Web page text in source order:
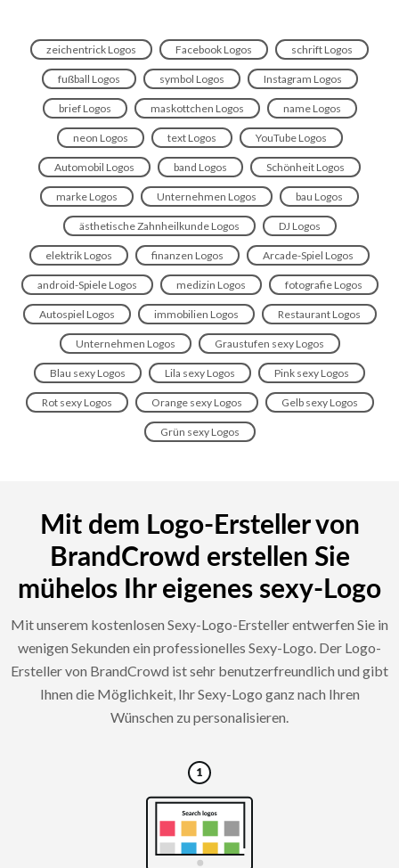
zeichentrick Logos Facebook Logos schrift Logos
fußball Logos symbol Logos Instagram Logos
brief Logos maskottchen Logos name Logos
neon Logos text Logos YouTube Logos
Automobil Logos band Logos Schönheit Logos
marke Logos Unternehmen Logos bau Logos
ästhetische Zahnheilkunde Logos DJ Logos
elektrik Logos finanzen Logos Arcade-Spiel Logos
android-Spiele Logos medizin Logos fotografie Logos
Autospiel Logos immobilien Logos Restaurant Logos
Unternehmen Logos Graustufen sexy Logos
Blau sexy Logos Lila sexy Logos Pink sexy Logos
Rot sexy Logos Orange sexy Logos Gelb sexy Logos
Grün sexy Logos
Mit dem Logo-Ersteller von
BrandCrowd erstellen Sie
mühelos Ihr eigenes sexy-Logo
Mit unserem kostenlosen Sexy-Logo-Ersteller entwerfen Sie in
wenigen Sekunden ein professionelles Sexy-Logo. Der Logo-
Ersteller von BrandCrowd ist sehr benutzerfreundlich und gibt
Ihnen die Möglichkeit, Ihr Sexy-Logo ganz nach Ihren
Wünschen zu personalisieren.